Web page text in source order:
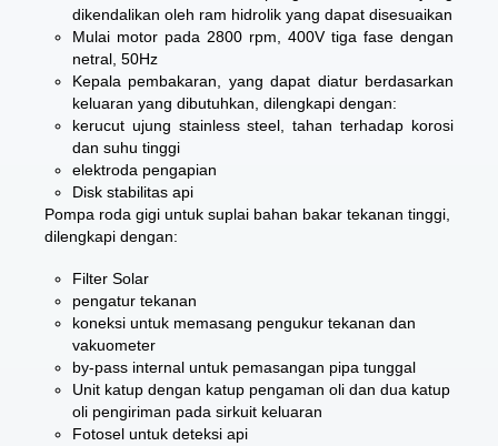
dikendalikan oleh ram hidrolik yang dapat disesuaikan
Mulai motor pada 2800 rpm, 400V tiga fase dengan
netral, 50Hz
Kepala pembakaran, yang dapat diatur berdasarkan
keluaran yang dibutuhkan, dilengkapi dengan:
kerucut ujung stainless steel, tahan terhadap korosi
dan suhu tinggi
elektroda pengapian
Disk stabilitas api
Pompa roda gigi untuk suplai bahan bakar tekanan tinggi,
dilengkapi dengan:
Filter Solar
pengatur tekanan
koneksi untuk memasang pengukur tekanan dan
vakuometer
by-pass internal untuk pemasangan pipa tunggal
Unit katup dengan katup pengaman oli dan dua katup
oli pengiriman pada sirkuit keluaran
Fotosel untuk deteksi api